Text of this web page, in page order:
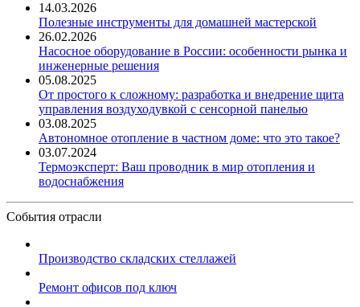
14.03.2026
Полезные инструменты для домашней мастерской
26.02.2026
Насосное оборудование в России: особенности рынка и
инженерные решения
05.08.2025
От простого к сложному: разработка и внедрение щита
управления воздуходувкой с сенсорной панелью
03.08.2025
Автономное отопление в частном доме: что это такое?
03.07.2024
Термоэксперт: Ваш проводник в мир отопления и
водоснабжения
События отрасли
Производство складских стеллажей
Ремонт офисов под ключ